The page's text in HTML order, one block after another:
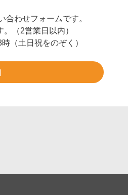
合わせフォームです。
（2営業日以内）
（土日祝をのぞく）